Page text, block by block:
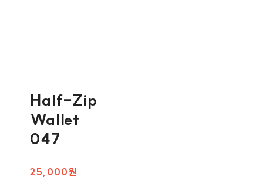
Half-Zip
Wallet
047
25,000원